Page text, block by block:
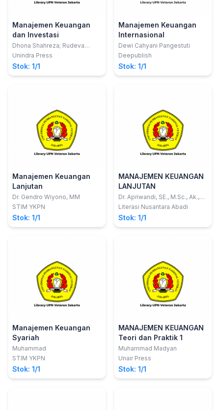
Manajemen Keuangan
dan Investasi
Dhona Shahreza; Rudeva
Juniawaty
Unindra Press
Stok: 1/1
Manajemen Keuangan
Internasional
Dewi Cahyani Pangestuti
Deepublish
Stok: 1/1
Manajemen Keuangan
Lanjutan
Dr. Gendro Wiyono, MM
STIM YKPN
Stok: 1/1
MANAJEMEN KEUANGAN
LANJUTAN
Dr. Apriwandi, SE., M.Sc., Ak.,
CA.; Dr. Debbie Christine, SE.,
Literasi Nusantara Abadi
Stok: 1/1
Manajemen Keuangan
Syariah
Muhammad
STIM YKPN
Stok: 1/1
MANAJEMEN KEUANGAN
Teori dan Praktik 1
Muhammad Madyan
Unair Press
Stok: 1/1